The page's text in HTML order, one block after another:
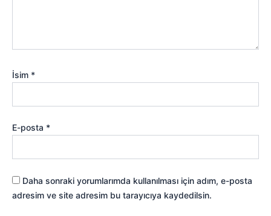
İsim *
E-posta *
Daha sonraki yorumlarımda kullanılması için adım, e-posta
adresim ve site adresim bu tarayıcıya kaydedilsin.